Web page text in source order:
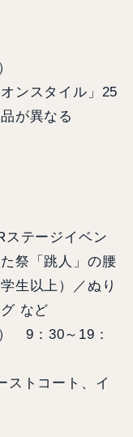
ンスタイル」25
が異なる
テージイベン
祭「跳人」の腰
生以上）／ぬり
など
9：30～19：
トコート、イ